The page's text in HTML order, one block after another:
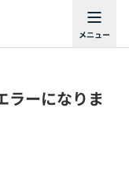
ラーになりま